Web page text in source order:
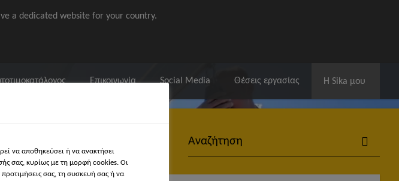
a dedicated website for your country.
Επικοινωνία Social Media Θέσεις εργασίας Η Sika μου
να αποθηκεύσει ή να ανακτήσει
σας, κυρίως με τη μορφή cookies. Οι
σας, τη συσκευή σας ή να